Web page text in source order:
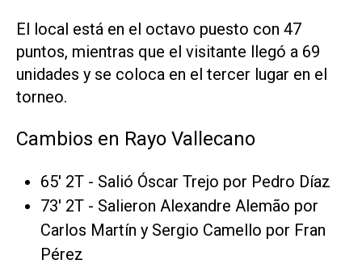
El local está en el octavo puesto con 47
puntos, mientras que el visitante llegó a 69
unidades y se coloca en el tercer lugar en el
torneo.
Cambios en Rayo Vallecano
65' 2T - Salió Óscar Trejo por Pedro Díaz
73' 2T - Salieron Alexandre Alemão por
Carlos Martín y Sergio Camello por Fran
Pérez